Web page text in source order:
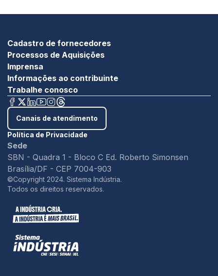
Cadastro de fornecedores
Processos de Aquisições
Imprensa
Informações ao contribuinte
Trabalhe conosco
Canais de atendimento
Política de Privacidade
Sede
SBN - Quadra 1 - Bloco C Ed. Roberto Simonsen
Brasília/DF - CEP 7004-903
©Copyright 2024. Sistema Indústria.
Todos os direitos reservados.